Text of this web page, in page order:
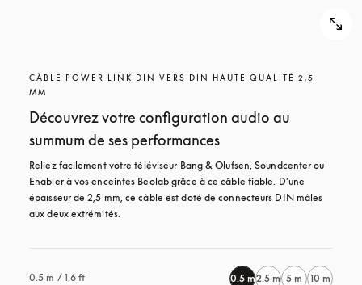
CÂBLE POWER LINK DIN VERS DIN HAUTE QUALITÉ 2,5
MM
Découvrez votre configuration audio au
summum de ses performances
Reliez facilement votre téléviseur Bang & Olufsen, Soundcenter ou
Enabler à vos enceintes Beolab grâce à ce câble fiable. D’une
épaisseur de 2,5 mm, ce câble est doté de connecteurs DIN mâles
aux deux extrémités.
0.5 m / 1.6 ft 0.5 m2.5 m 5 m 10 m